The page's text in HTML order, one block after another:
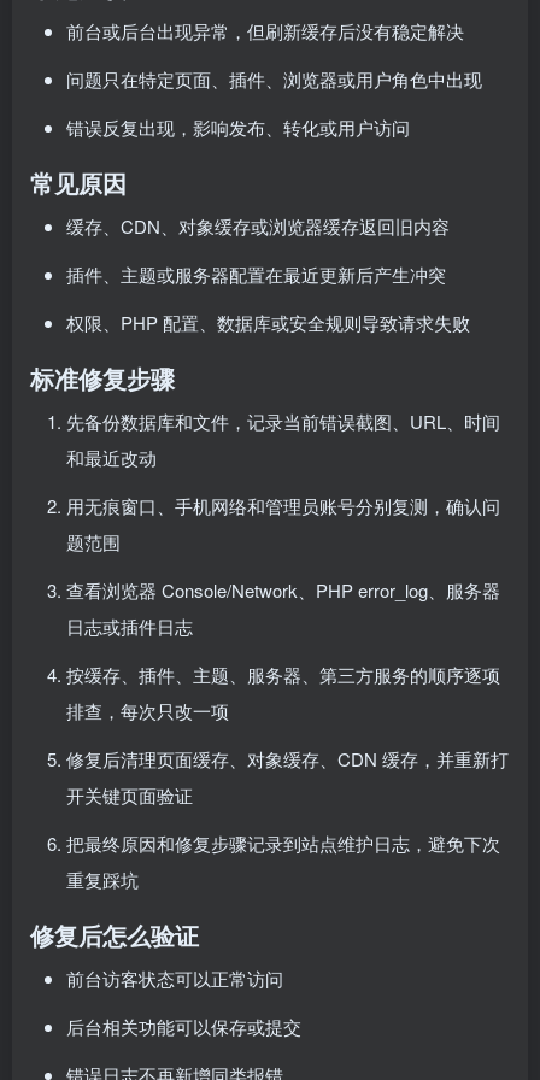
前台或后台出现异常，但刷新缓存后没有稳定解决
问题只在特定页面、插件、浏览器或用户角色中出现
错误反复出现，影响发布、转化或用户访问
常见原因
缓存、CDN、对象缓存或浏览器缓存返回旧内容
插件、主题或服务器配置在最近更新后产生冲突
权限、PHP 配置、数据库或安全规则导致请求失败
标准修复步骤
先备份数据库和文件，记录当前错误截图、URL、时间
和最近改动
用无痕窗口、手机网络和管理员账号分别复测，确认问
题范围
查看浏览器 Console/Network、PHP error_log、服务器
日志或插件日志
按缓存、插件、主题、服务器、第三方服务的顺序逐项
排查，每次只改一项
修复后清理页面缓存、对象缓存、CDN 缓存，并重新打
开关键页面验证
把最终原因和修复步骤记录到站点维护日志，避免下次
重复踩坑
修复后怎么验证
前台访客状态可以正常访问
后台相关功能可以保存或提交
错误日志不再新增同类报错